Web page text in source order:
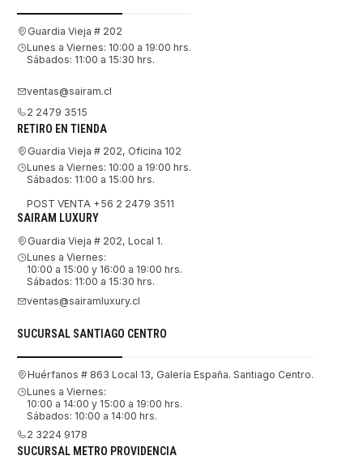
Guardia Vieja # 202
Lunes a Viernes: 10:00 a 19:00 hrs.
Sábados: 11:00 a 15:30 hrs.
ventas@sairam.cl
2 2479 3515
RETIRO EN TIENDA
Guardia Vieja # 202, Oficina 102
Lunes a Viernes: 10:00 a 19:00 hrs.
Sábados: 11:00 a 15:00 hrs.
POST VENTA +56 2 2479 3511
SAIRAM LUXURY
Guardia Vieja # 202, Local 1.
Lunes a Viernes:
10:00 a 15:00 y 16:00 a 19:00 hrs.
Sábados: 11:00 a 15:30 hrs.
ventas@sairamluxury.cl
SUCURSAL SANTIAGO CENTRO
Huérfanos # 863 Local 13, Galería España. Santiago Centro.
Lunes a Viernes:
10:00 a 14:00 y 15:00 a 19:00 hrs.
Sábados: 10:00 a 14:00 hrs.
2 3224 9178
SUCURSAL METRO PROVIDENCIA